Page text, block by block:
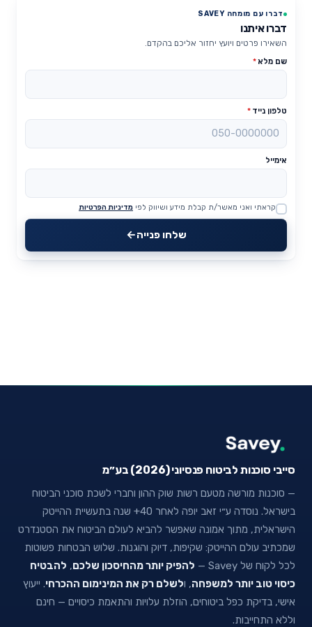
דברו עם מומחה SAVEY
דברו איתנו
השאירו פרטים ויועץ יחזור אליכם בהקדם.
שם מלא*
טלפון נייד *
אימייל
Website
קראתי ואני מאשר/ת קבלת מידע ושיווק לפי מדיניות הפרטיות
שלחו פנייה
סייבי סוכנות לביטוח פנסיוני (2026) בע״מ
— סוכנות מורשה מטעם רשות שוק ההון וחברי לשכת סוכני הביטוח
בישראל. נוסדה ע״י זאב יופה לאחר 40+ שנה בתעשיית ההייטק
הישראלית, מתוך אמונה שאפשר להביא לעולם הביטוח את הסטנדרט
שמכתיב עולם ההייטק: שקיפות, דיוק והוגנות. שלוש הבטחות פשוטות
לכל לקוח של Savey —
להפיק יותר מהחיסכון שלכם, להבטיח
כיסוי טוב יותר למשפחה, ולשלם רק את המינימום ההכרחי. ייעוץ
אישי, בדיקת כפל ביטוחים, הוזלת עלויות והתאמת כיסויים — חינם
וללא התחייבות.